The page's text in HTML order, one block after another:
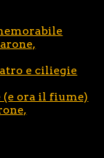
e ciliegie
(e ora il fiume)